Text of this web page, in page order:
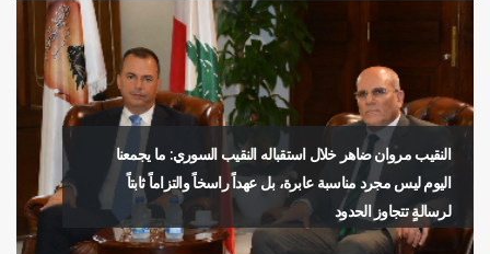
النقيب مروان ضاهر خلال استقباله النقيب السوري: ما يجمعنا
اليوم ليس مجرد مناسبة عابرة، بل عهداً راسخاً والتزاماً ثابتاً
لرسالةٍ تتجاوز الحدود